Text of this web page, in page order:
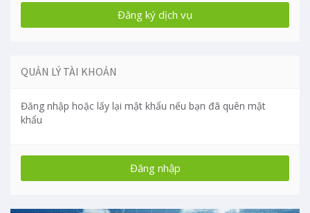
QUẢN LÝ TÀI KHOẢN
Đăng nhập hoặc lấy lại mật khẩu nếu bạn đã quên mật
khẩu